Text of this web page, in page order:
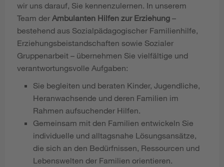
wir uns darauf, Sie kennenzulernen. In unserem
Team der Ambulanten Hilfen zur Erziehung –
bestehend aus Sozialpädagogischer Familienhilfe,
Erziehungsbeistandschaften sowie Sozialer
Gruppenarbeit – übernehmen Sie vielfältige und
verantwortungsvolle Aufgaben:
Sie begleiten und beraten Kinder, Jugendliche,
Heranwachsende und deren Familien im
Rahmen aufsuchender Hilfen.
Gemeinsam mit den Familien entwickeln Sie
individuelle und alltagsnahe Lösungsansätze,
die sich an den Bedürfnissen, Ressourcen und
Lebenswelten der Familien orientieren.